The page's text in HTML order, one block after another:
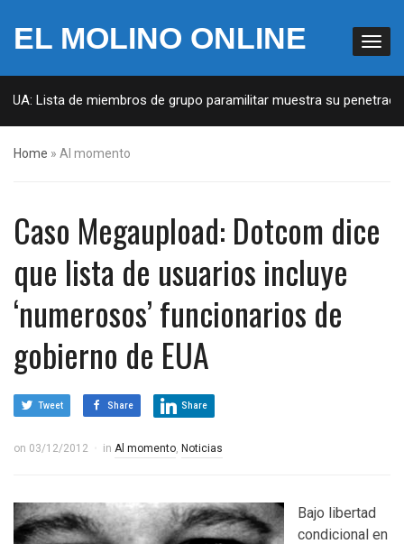
EL MOLINO ONLINE
Lista de miembros de grupo paramilitar muestra su penetración
Home » Al momento
Caso Megaupload: Dotcom dice
que lista de usuarios incluye
‘numerosos’ funcionarios de
gobierno de EUA
Tweet Share Share
on 03/12/2012 in Al momento, Noticias
Bajo libertad
condicional en